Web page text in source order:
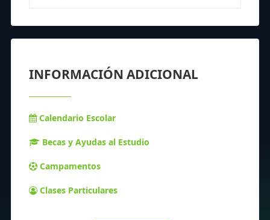
INFORMACIÓN ADICIONAL
Calendario Escolar
Becas y Ayudas al Estudio
Campamentos
Clases Particulares